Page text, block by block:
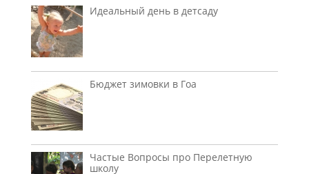
Идеальный день в детсаду
Бюджет зимовки в Гоа
Частые Вопросы про Перелетную
школу